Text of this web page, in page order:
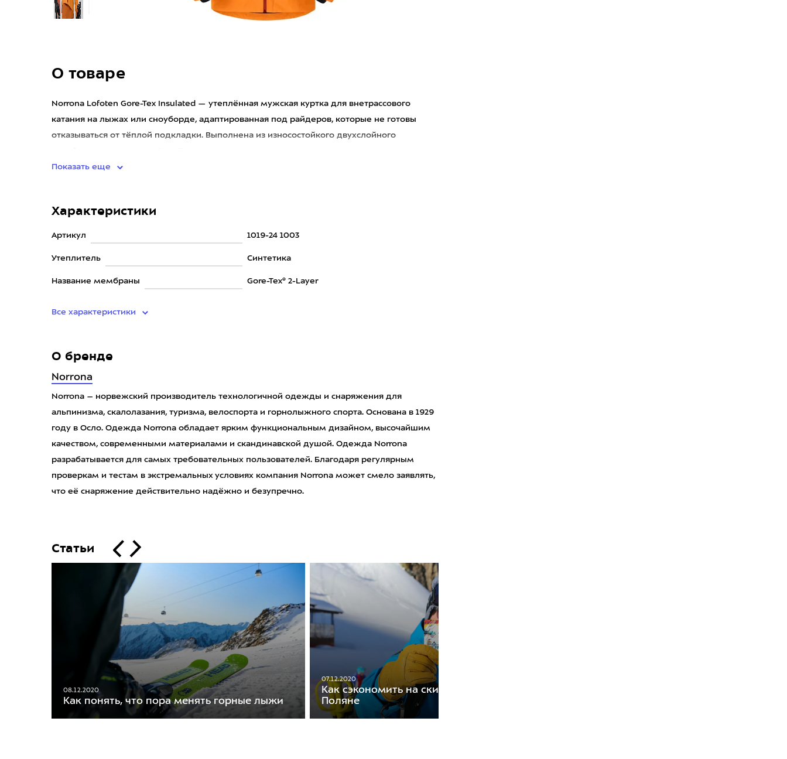
О товаре
Norrona Lofoten Gore-Tex Insulated — утеплённая мужская куртка для внетрассового
катания на лыжах или сноуборде, адаптированная под райдеров, которые не готовы
отказываться от тёплой подкладки. Выполнена из износостойкого двухслойного
Показать еще
Характеристики
Артикул 1019-24 1003
Утеплитель Синтетика
Название мембраны Gore-Tex® 2-Layer
Все характеристики
О бренде
Norrona
Norrona – норвежский производитель технологичной одежды и снаряжения для
альпинизма, скалолазания, туризма, велоспорта и горнолыжного спорта. Основана в 1929
году в Осло. Одежда Norrona обладает ярким функциональным дизайном, высочайшим
качеством, современными материалами и скандинавской душой. Одежда Norrona
разрабатывается для самых требовательных пользователей. Благодаря регулярным
проверкам и тестам в экстремальных условиях компания Norrona может смело заявлять,
что её снаряжение действительно надёжно и безупречно.
Статьи
08.12.2020
Как понять, что пора менять горные лыжи
07.12.2020
Как сэкономить на ски-пассах в Красной
Поляне